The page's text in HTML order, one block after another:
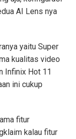
AI Lens nya
yaitu Super
kualitas video
Infinix Hot 11
ini cukup
fitur
kalau fitur